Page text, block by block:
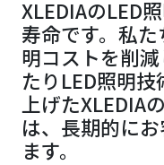
XLEDIAのLED
寿命です。私
明コストを削
たりLED照明
上げたXLEDIA
は、長期的に
ます。